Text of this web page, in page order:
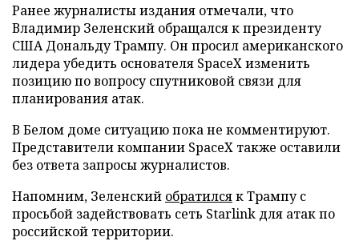
Ранее журналисты издания отмечали, что
Владимир Зеленский обращался к президенту
США Дональду Трампу. Он просил американского
лидера убедить основателя SpaceX изменить
позицию по вопросу спутниковой связи для
планирования атак.
В Белом доме ситуацию пока не комментируют.
Представители компании SpaceX также оставили
без ответа запросы журналистов.
Напомним, Зеленский обратилсяк Трампу с
просьбой задействовать сеть Starlink для атак по
российской территории.